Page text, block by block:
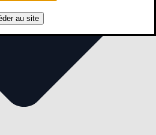
au site